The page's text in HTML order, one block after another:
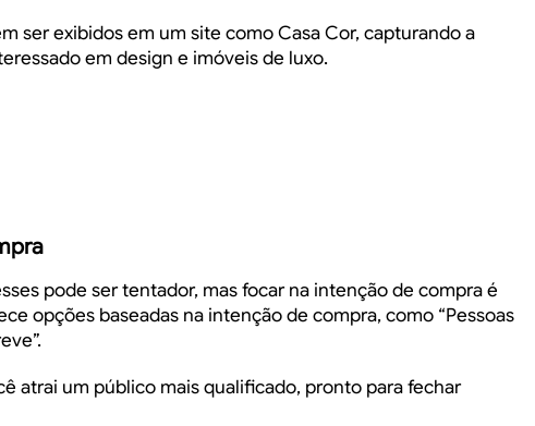
ser exibidos em um site como Casa Cor, capturando a
em design e imóveis de luxo.
pode ser tentador, mas focar na intenção de compra é
opções baseadas na intenção de compra, como “Pessoas
atrai um público mais qualificado, pronto para fechar